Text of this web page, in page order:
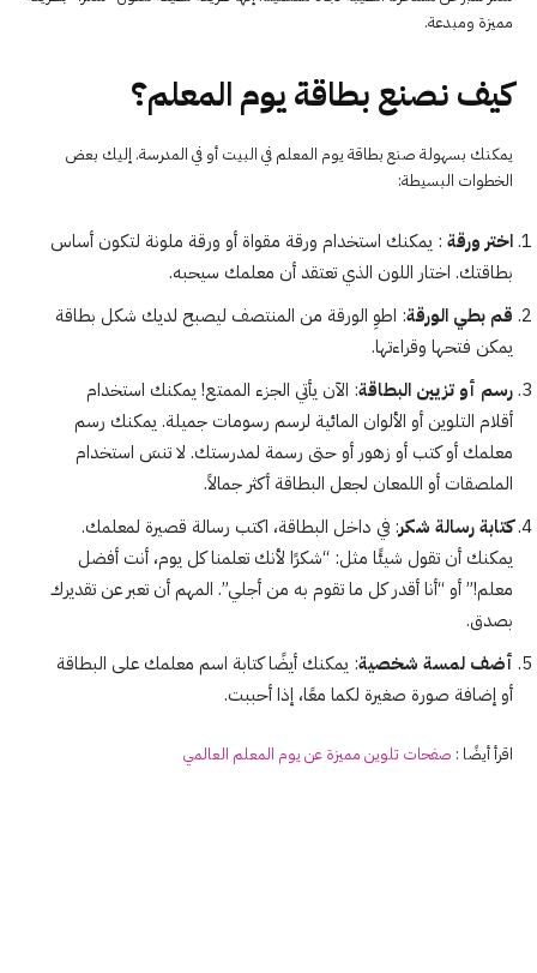
مميزة ومبدعة.
كيف نصنع بطاقة يوم المعلم؟
يمكنك بسهولة صنع بطاقة يوم المعلم في البيت أو في المدرسة. إليك بعض
الخطوات البسيطة:
اختر ورقة : يمكنك استخدام ورقة مقواة أو ورقة ملونة لتكون أساس
بطاقتك. اختار اللون الذي تعتقد أن معلمك سيحبه.
قم بطي الورقة: اطوِ الورقة من المنتصف ليصبح لديك شكل بطاقة
يمكن فتحها وقراءتها.
رسم أو تزيين البطاقة: الآن يأتي الجزء الممتع! يمكنك استخدام
أقلام التلوين أو الألوان المائية لرسم رسومات جميلة. يمكنك رسم
معلمك أو كتب أو زهور أو حتى رسمة لمدرستك. لا تنسَ استخدام
الملصقات أو اللمعان لجعل البطاقة أكثر جمالاً.
كتابة رسالة شكر: في داخل البطاقة، اكتب رسالة قصيرة لمعلمك.
يمكنك أن تقول شيئًا مثل: “شكرًا لأنك تعلمنا كل يوم، أنت أفضل
معلم!” أو “أنا أقدر كل ما تقوم به من أجلي”. المهم أن تعبر عن تقديرك
بصدق.
أضف لمسة شخصية: يمكنك أيضًا كتابة اسم معلمك على البطاقة
أو إضافة صورة صغيرة لكما معًا، إذا أحببت.
اقرأ أيضًا : صفحات تلوين مميزة عن يوم المعلم العالمي